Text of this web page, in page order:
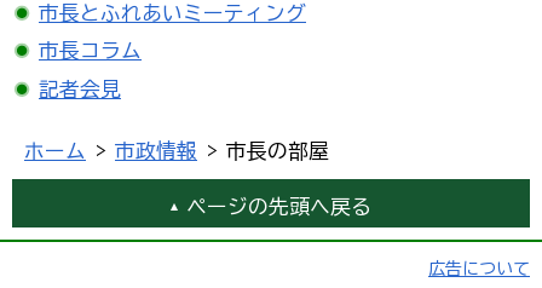
市長とふれあいミーティング
市長コラム
記者会見
ホーム > 市政情報 > 市長の部屋
ページの先頭へ戻る
広告について